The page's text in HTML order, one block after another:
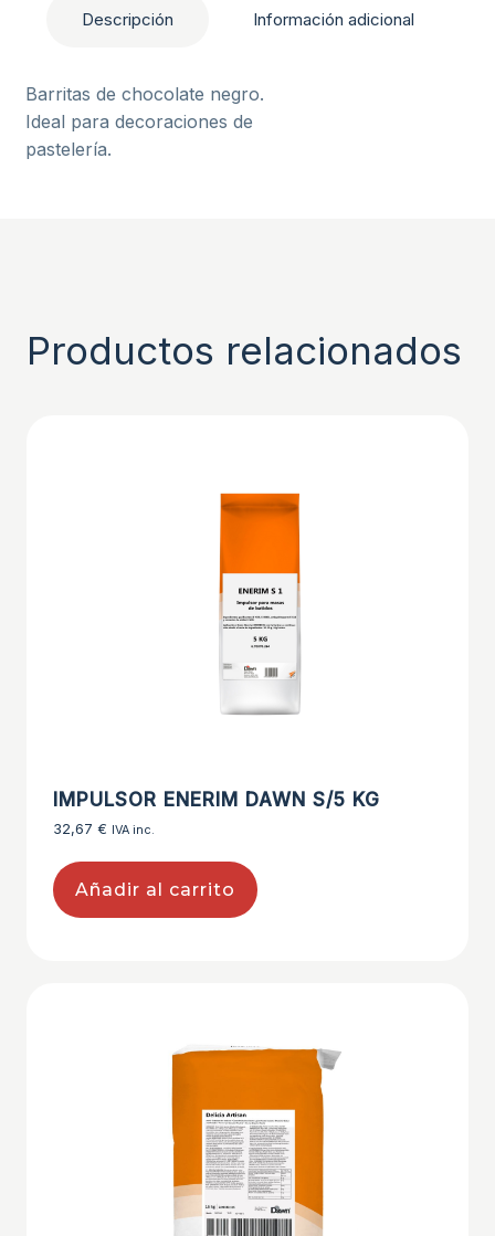
Descripción Información adicional
Barritas de chocolate negro.
Ideal para decoraciones de
pastelería.
Productos relacionados
IMPULSOR ENERIM DAWN S/5 KG
32,67 € IVA inc.
Añadir al carrito